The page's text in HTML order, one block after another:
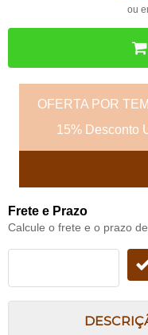
ou
OFERTA POR
15% Desconto
Frete e Prazo
Calcule o frete e o prazo